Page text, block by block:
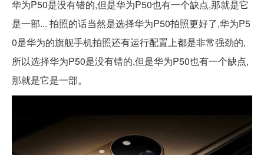
华为P50是没有错的,但是华为P50也有一个缺点,那就是它
是一部... 拍照的话当然是选择华为P50拍照更好了,华为P5
0是华为的旗舰手机拍照还有运行配置上都是非常强劲的,
所以选择华为P50是没有错的,但是华为P50也有一个缺点,
那就是它是一部。